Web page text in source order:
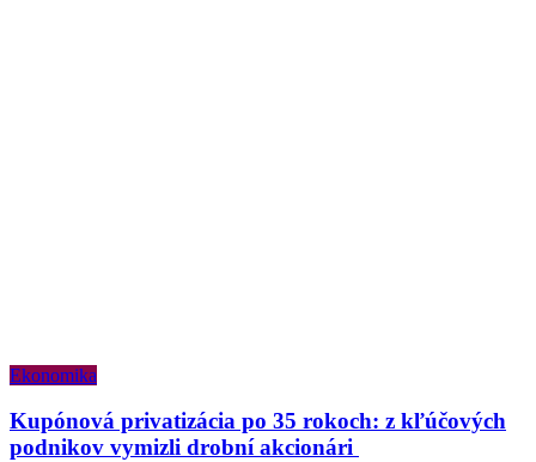
Ekonomika
Kupónová privatizácia po 35 rokoch: z kľúčových
podnikov vymizli drobní akcionári